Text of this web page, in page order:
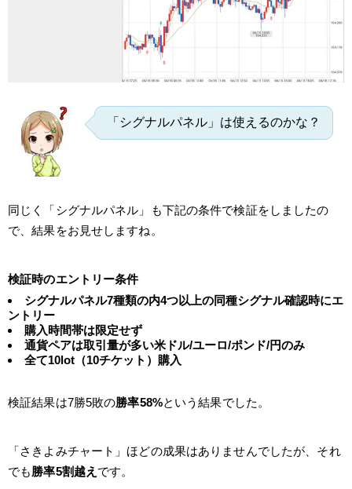
「シグナルパネル」は使えるのかな？
同じく「シグナルパネル」も下記の条件で検証をしましたの
で、結果をお見せしますね。
検証時のエントリー条件
シグナルパネル7種類の内4つ以上の同種シグナル確認時にエ
ントリー
購入時間帯は限定せず
通貨ペアは取引量が多い米ドル/ユーロ/ポンド/円のみ
全て10lot（10チケット）購入
検証結果は7勝5敗の勝率58%という結果でした。
「さきよみチャート」ほどの成果はありませんでしたが、それ
でも勝率5割越え です。